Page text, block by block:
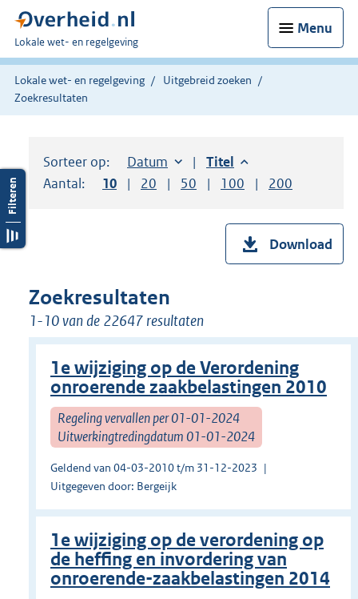
Menu
U
bent
hier:
Lokale wet- en regelgeving
Lokale wet- en regelgeving
Uitgebreid zoeken
Zoekresultaten
Sorteer op: Sorteer op:
Datum aflopendSorteer op:
Titel aflopend
Aantal:
Toon
10 resultaten per pagina
Toon
20 resultaten per pagina
Toon
50 resultaten per pagina
Toon
100 resultaten per
Toon
200
Download
Zoekresultaten
1-10 van de 22647 resultaten
1e wijziging op de Verordening
onroerende zaakbelastingen 2010
Regeling vervallen per 01-01-2024
Uitwerkingtredingdatum 01-01-2024
Geldend van 04-03-2010 t/m 31-12-2023
Uitgegeven door: Bergeijk
1e wijziging op de verordening op
de heffing en invordering van
onroerende-zaakbelastingen 2014